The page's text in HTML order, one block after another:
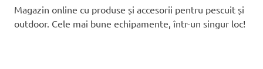
Magazin online cu produse și accesorii pentru pescuit și
outdoor. Cele mai bune echipamente, într-un singur loc!